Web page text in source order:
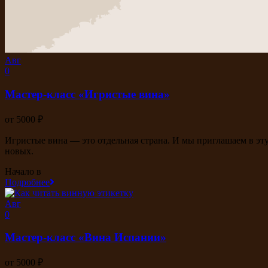
Авг
0
Мастер-класс «Игристые вина»
от 5000 ₽
Игристые вина — это отдельная страна. И мы приглашаем в
новых.
Начало в
Подробнее
Авг
0
Мастер-класс «Вина Испании»
от 5000 ₽